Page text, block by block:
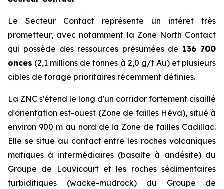
Le Secteur Contact représente un intérêt très
prometteur, avec notamment la Zone North Contact
qui possède des ressources présumées de 136 700
onces (2,1 millions de tonnes à 2,0 g/t Au) et plusieurs
cibles de forage prioritaires récemment définies.
La ZNC s'étend le long d'un corridor fortement cisaillé
d'orientation est-ouest (Zone de failles Héva), situé à
environ 900 m au nord de la Zone de failles Cadillac.
Elle se situe au contact entre les roches volcaniques
mafiques à intermédiaires (basalte à andésite) du
Groupe de Louvicourt et les roches sédimentaires
turbiditiques (wacke-mudrock) du Groupe de